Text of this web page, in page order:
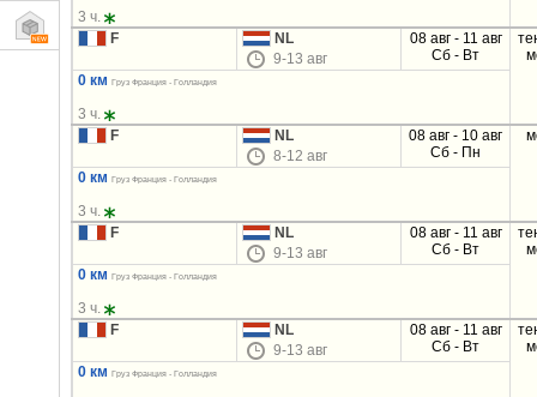
3 ч.
F
NL
9-13 авг
08 авг - 11 авг
Сб - Вт
0 км
Груз Франция - Голландия
3 ч.
F
NL
8-12 авг
08 авг - 10 авг
Сб - Пн
0 км Груз Франция - Голландия
3 ч.
F
NL
9-13 авг
08 авг - 11 авг
Сб - Вт
0 км
Груз Франция - Голландия
3 ч.
F
NL
9-13 авг
08 авг - 11 авг
Сб - Вт
0 км
Груз Франция - Голландия